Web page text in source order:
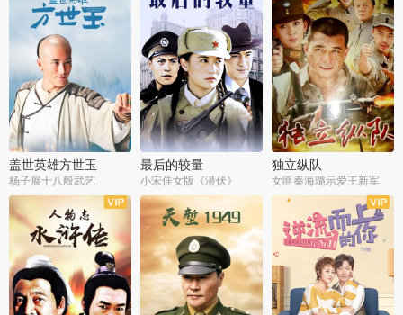
盖世英雄方世玉
杨子展十八般武艺
最后的较量
小宋佳女版《潜伏》
独立纵队
女匪秦海璐示爱王新军
全40集
全30集 全43集